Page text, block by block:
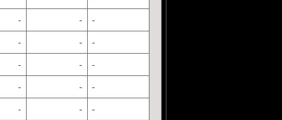
- - -
- - -
- - -
- - -
- - -